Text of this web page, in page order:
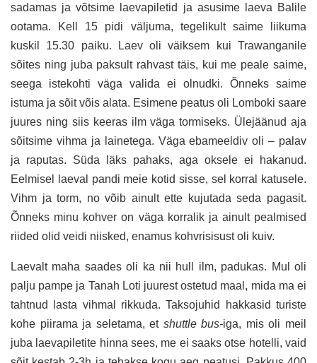
sadamas ja võtsime laevapiletid ja asusime laeva Balile
ootama. Kell 15 pidi väljuma, tegelikult saime liikuma
kuskil 15.30 paiku. Laev oli väiksem kui Trawanganile
sõites ning juba paksult rahvast täis, kui me peale saime,
seega istekohti väga valida ei olnudki. Õnneks saime
istuma ja sõit võis alata. Esimene peatus oli Lomboki saare
juures ning siis keeras ilm väga tormiseks. Ülejäänud aja
sõitsime vihma ja lainetega. Väga ebameeldiv oli – palav
ja raputas. Süda läks pahaks, aga oksele ei hakanud.
Eelmisel laeval pandi meie kotid sisse, sel korral katusele.
Vihm ja torm, no võib ainult ette kujutada seda pagasit.
Õnneks minu kohver on väga korralik ja ainult pealmised
riided olid veidi niisked, enamus kohvrisisust oli kuiv.
Laevalt maha saades oli ka nii hull ilm, padukas. Mul oli
palju pampe ja Tanah Loti juurest ostetud maal, mida ma ei
tahtnud lasta vihmal rikkuda. Taksojuhid hakkasid turiste
kohe piirama ja seletama, et shuttle bus-iga, mis oli meil
juba laevapiletite hinna sees, me ei saaks otse hotelli, vaid